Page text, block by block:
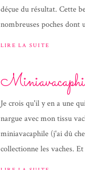
déçue du résultat. Cette
nombreuses poches dont
LIRE LA SUITE
Je crois qu'il y en a une
nargue avec mon tissu
miniavacaphile (j'ai dû
collectionne les vaches.